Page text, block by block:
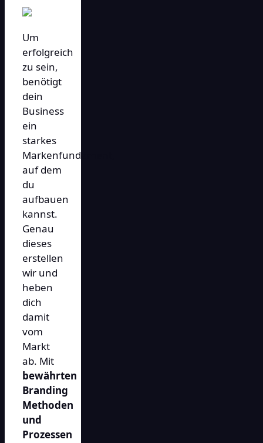
Um
erfolgreich
zu sein,
benötigt
dein
Business
ein
starkes
Markenfundament,
auf dem
du
aufbauen
kannst.
Genau
dieses
erstellen
wir und
heben
dich
damit
vom
Markt
ab. Mit
bewährten
Branding
Methoden
und
Prozessen